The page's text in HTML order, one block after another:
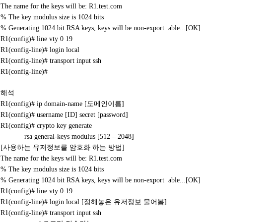
The name for the keys will be: R1.test.com
% The key modulus size is 1024 bits
% Generating 1024 bit RSA keys, keys will be non-export able...[OK]
R1(config)# line vty 0 19
R1(config-line)# login local
R1(config-line)# transport input ssh
R1(config-line)#
해석
R1(config)# ip domain-name [도메인이름]
R1(config)# username [ID] secret [password]
R1(config)# crypto key generate
rsa general-keys modulus [512 – 2048]
[사용하는 유저정보를 암호화 하는 방법]
The name for the keys will be: R1.test.com
% The key modulus size is 1024 bits
% Generating 1024 bit RSA keys, keys will be non-export able...[OK]
R1(config)# line vty 0 19
R1(config-line)# login local [정해놓은 유저정보 물어봄]
R1(config-line)# transport input ssh